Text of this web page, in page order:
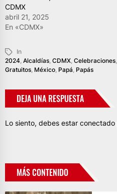
CDMX
abril 21, 2025
En «CDMX»
In
2024 Alcaldías CDMX Celebraciones
Gratuitos México Papá Papás
DEJA UNA RESPUESTA
Lo siento, debes estar conectado
MÁS CONTENIDO